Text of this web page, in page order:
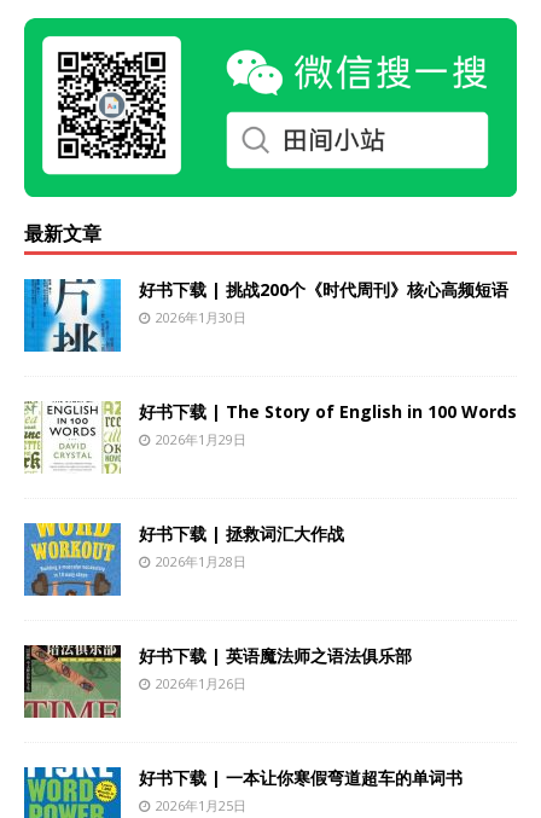
最新文章
好书下载 | 挑战200个《时代周刊》核心高频短语
2026年1月30日
好书下载 | The Story of English in 100 Words
2026年1月29日
好书下载 | 拯救词汇大作战
2026年1月28日
好书下载 | 英语魔法师之语法俱乐部
2026年1月26日
好书下载 | 一本让你寒假弯道超车的单词书
2026年1月25日